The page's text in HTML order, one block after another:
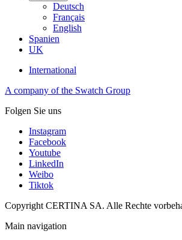
Deutsch
Français
English
Spanien
UK
International
A company of the Swatch Group
Folgen Sie uns
Instagram
Facebook
Youtube
LinkedIn
Weibo
Tiktok
Copyright CERTINA SA. Alle Rechte
Main navigation